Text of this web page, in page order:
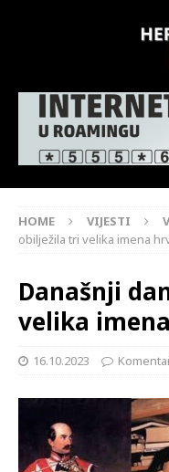
HOME VIJESTI
obilježila tri velika imena
Današnji
velika
16.10.2023